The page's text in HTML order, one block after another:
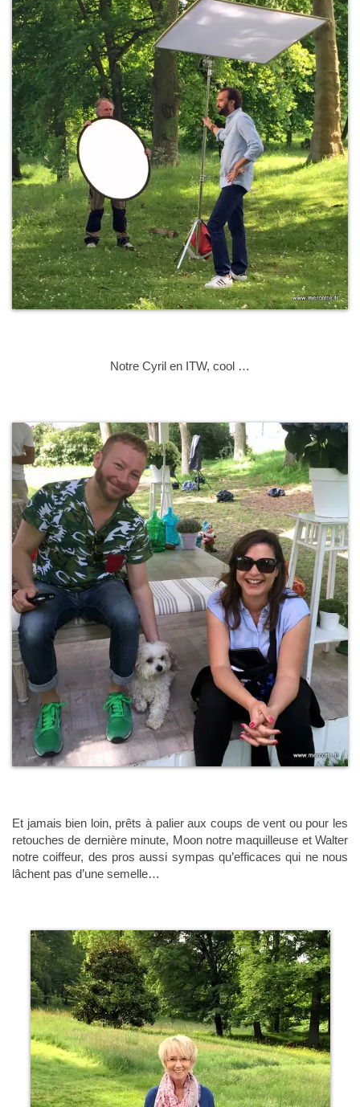
Notre Cyril en ITW, cool …
Et jamais bien loin, prêts à palier aux coups de vent ou pour les
retouches de dernière minute, Moon notre maquilleuse et Walter
notre coiffeur, des pros aussi sympas qu’efficaces qui ne nous
lâchent pas d’une semelle…